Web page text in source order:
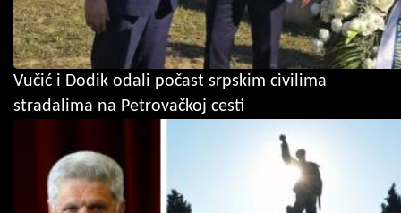
Vučić i Dodik odali počast srpskim civilima
stradalima na Petrovačkoj cesti